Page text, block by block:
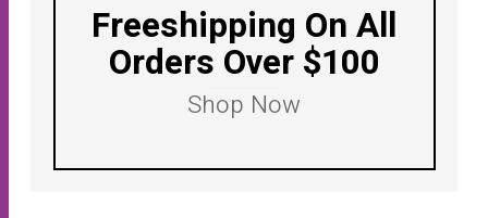
Freeshipping On All
Orders Over $100
Shop Now